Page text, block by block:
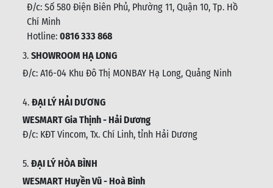
Đ/c: Số 580 Điện Biên Phủ, Phường 11, Quận 10, Tp. Hồ
Chí Minh
Hotline: 0816 333 868
3. SHOWROOM HẠ LONG
Đ/c: A16-04 Khu Đô Thị MONBAY Hạ Long, Quảng Ninh
4. ĐẠI LÝ HẢI DƯƠNG
WESMART Gia Thịnh - Hải Dương
Đ/c: KĐT Vincom, Tx. Chí Linh, tỉnh Hải Dương
5. ĐẠI LÝ HÒA BÌNH
WESMART Huyền Vũ - Hoà Bình